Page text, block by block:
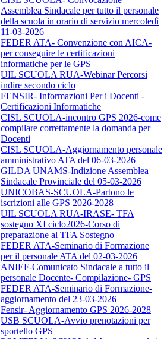
Assemblea Sindacale per tutto il personale
della scuola in orario di servizio mercoledì
11-03-2026
FEDER ATA- Convenzione con AICA-
per conseguire le certificazioni
informatiche per le GPS
UIL SCUOLA RUA-Webinar Percorsi
indire secondo ciclo
FENSIR- Informazioni Per i Docenti -
Certificazioni Informatiche
CISL SCUOLA-incontro GPS 2026-come
compilare correttamente la domanda per
Docenti
CISL SCUOLA-Aggiornamento personale
amministrativo ATA del 06-03-2026
GILDA UNAMS-Indizione Assemblea
Sindacale Provinciale del 05-03-2026
UNICOBAS-SCUOLA-Partono le
iscrizioni alle GPS 2026-2028
UIL SCUOLA RUA-IRASE- TFA
sostegno XI ciclo2026-Corso di
preparazione al TFA Sostegno
FEDER ATA-Seminario di Formazione
per il personale ATA del 02-03-2026
ANIEF-Comunicato Sindacale a tutto il
personale Docente- Compilazione- GPS
FEDER ATA-Seminario di Formazione-
aggiornamento del 23-03-2026
Fensir- Aggiornamento GPS 2026-2028
USB SCUOLA-Avvio prenotazioni per
sportello GPS